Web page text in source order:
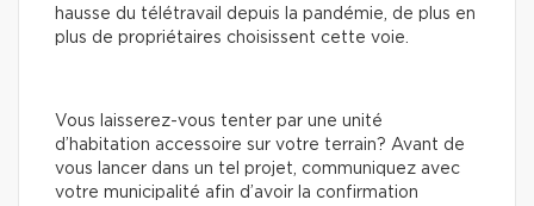
hausse du télétravail depuis la pandémie, de plus en
plus de propriétaires choisissent cette voie.
Vous laisserez-vous tenter par une unité
d’habitation accessoire sur votre terrain? Avant de
vous lancer dans un tel projet, communiquez avec
votre municipalité afin d’avoir la confirmation